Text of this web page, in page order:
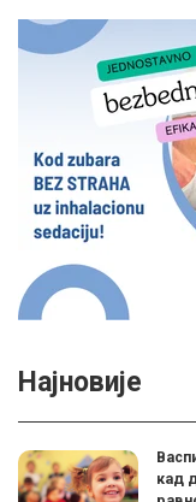
Најновије
кад